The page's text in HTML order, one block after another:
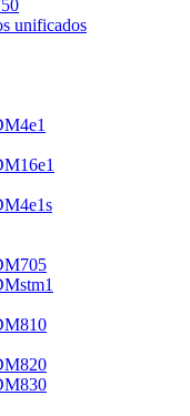
unificados